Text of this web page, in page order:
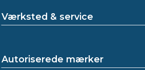
Værksted & service
Autoriserede mærker